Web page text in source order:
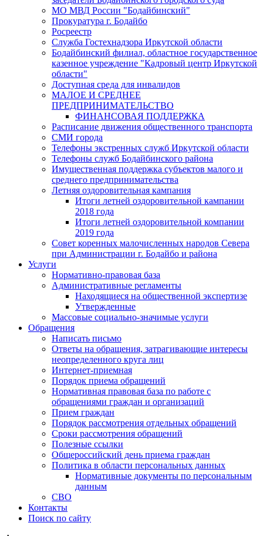
МО МВД России "Бодайбинский"
Прокуратура г. Бодайбо
Росреестр
Служба Гостехнадзора Иркутской области
Бодайбинский филиал, областное государственное
казенное учреждение "Кадровый центр Иркутской
области"
Доступная среда для инвалидов
МАЛОЕ И СРЕДНЕЕ
ПРЕДПРИНИМАТЕЛЬСТВО
ФИНАНСОВАЯ ПОДДЕРЖКА
Расписание движения общественного транспорта
СМИ города
Телефоны экстренных служб Иркутской области
Телефоны служб Бодайбинского района
Имущественная поддержка субъектов малого и
среднего предпринимательства
Летняя оздоровительная кампания
Итоги летней оздоровительной кампании
2018 года
Итоги летней оздоровительной компании
2019 года
Совет коренных малочисленных народов Севера
при Администрации г. Бодайбо и района
Услуги
Нормативно-правовая база
Административные регламенты
Находящиеся на общественной экспертизе
Утвержденные
Массовые социально-значимые услуги
Обращения
Написать письмо
Ответы на обращения, затрагивающие интересы
неопределенного круга лиц
Интернет-приемная
Порядок приема обращений
Нормативная правовая база по работе с
обращениями граждан и организаций
Прием граждан
Порядок рассмотрения отдельных обращений
Сроки рассмотрения обращений
Полезные ссылки
Общероссийский день приема граждан
Политика в области персональных данных
Нормативные документы по персональным
данным
СВО
Контакты
Поиск по сайту